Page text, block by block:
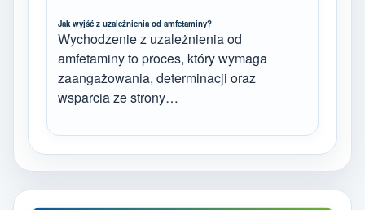
Jak wyjść z uzależnienia od amfetaminy?
Wychodzenie z uzależnienia od
amfetaminy to proces, który wymaga
zaangażowania, determinacji oraz
wsparcia ze strony…